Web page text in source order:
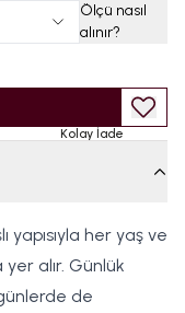
Ölçü nasıl
alınır?
Kolay İade
yapısıyla her yaş ve
alır. Günlük
de